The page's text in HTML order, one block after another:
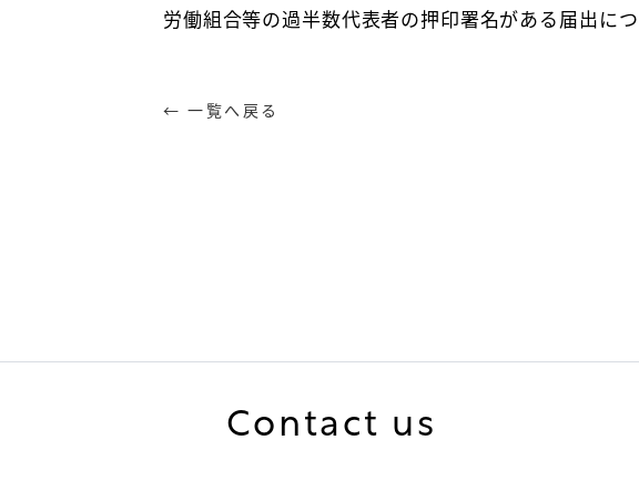
労働組合等の過半数代表者の押印署名がある届出に
← 一覧へ戻る
Contact us